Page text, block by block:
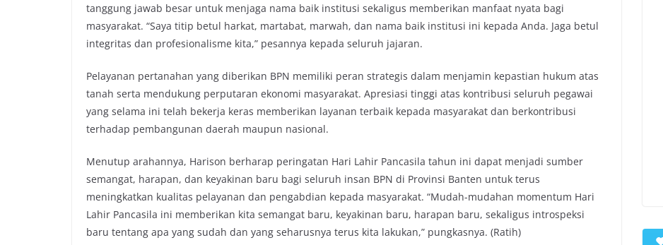
tanggung jawab besar untuk menjaga nama baik institusi sekaligus memberikan manfaat nyata bagi
masyarakat. “Saya titip betul harkat, martabat, marwah, dan nama baik institusi ini kepada Anda. Jaga betul
integritas dan profesionalisme kita,” pesannya kepada seluruh jajaran.
Pelayanan pertanahan yang diberikan BPN memiliki peran strategis dalam menjamin kepastian hukum atas
tanah serta mendukung perputaran ekonomi masyarakat. Apresiasi tinggi atas kontribusi seluruh pegawai
yang selama ini telah bekerja keras memberikan layanan terbaik kepada masyarakat dan berkontribusi
terhadap pembangunan daerah maupun nasional.
Menutup arahannya, Harison berharap peringatan Hari Lahir Pancasila tahun ini dapat menjadi sumber
semangat, harapan, dan keyakinan baru bagi seluruh insan BPN di Provinsi Banten untuk terus
meningkatkan kualitas pelayanan dan pengabdian kepada masyarakat. “Mudah-mudahan momentum Hari
Lahir Pancasila ini memberikan kita semangat baru, keyakinan baru, harapan baru, sekaligus introspeksi
baru tentang apa yang sudah dan yang seharusnya terus kita lakukan,” pungkasnya. (Ratih)